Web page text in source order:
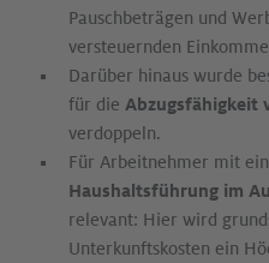
Pauschbeträgen und
versteuernden
Darüber hinaus wurde
für die Abzugsfähigkeit
verdoppeln.
Für Arbeitnehmer mit
Haushaltsführung im
relevant: Hier wird
Unterkunftskosten ein